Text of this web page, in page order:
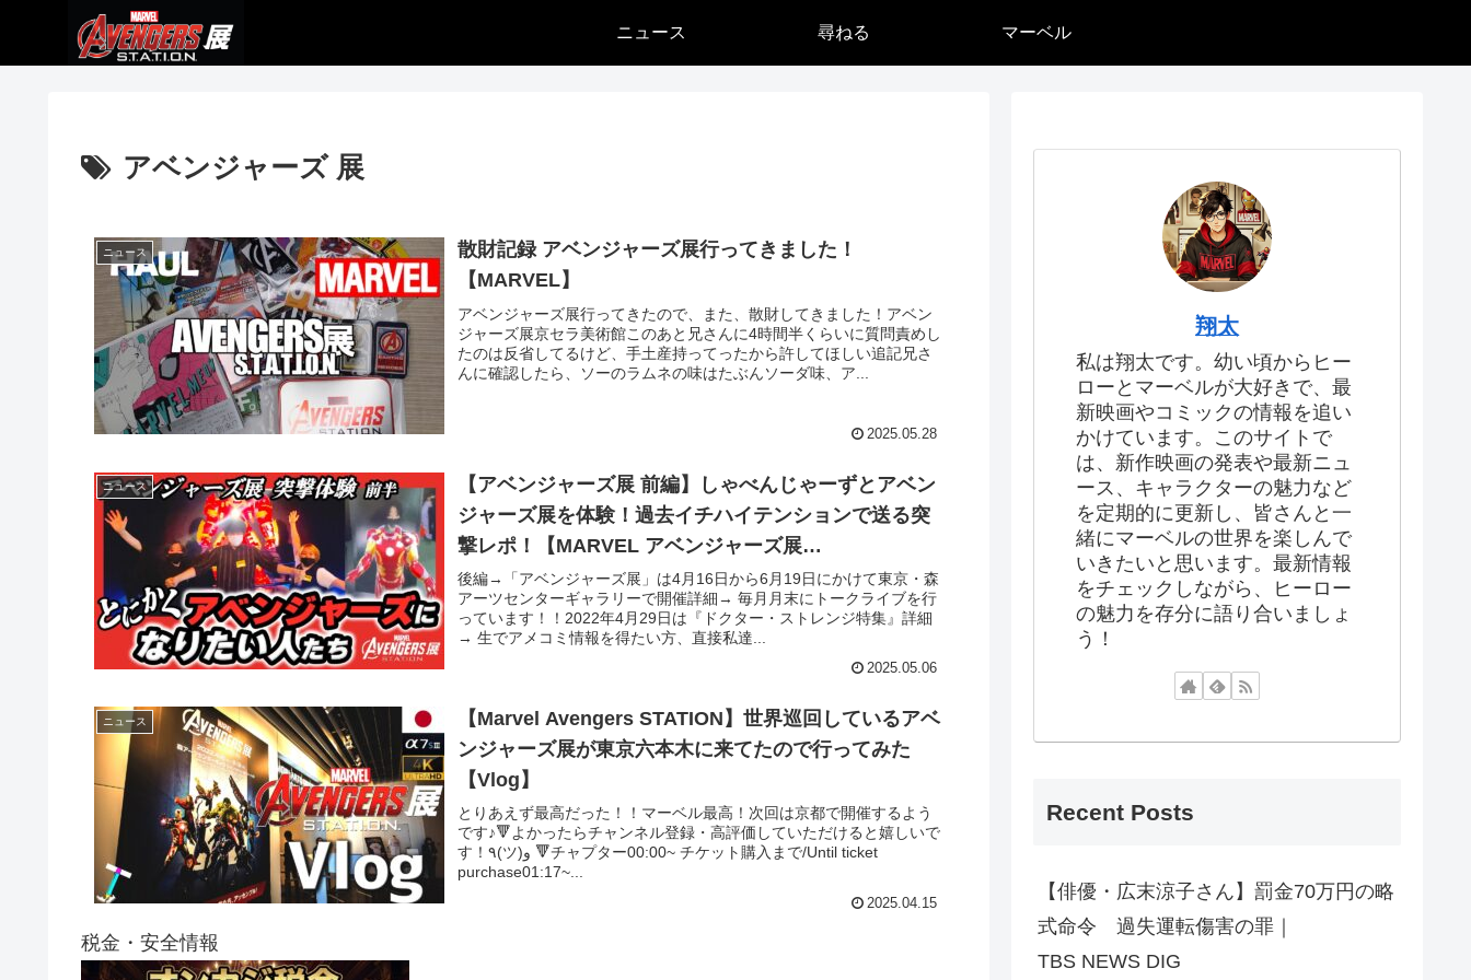
ニュース 尋ねる マーベル
アベンジャーズ 展
ニュース
散財記録 アベンジャーズ展行ってきました！
【MARVEL】
アベンジャーズ展行ってきたので、また、散財してきました！アベン
ジャーズ展京セラ美術館このあと兄さんに4時間半くらいに質問責めし
たのは反省してるけど、手土産持ってったから許してほしい追記兄さ
んに確認したら、ソーのラムネの味はたぶんソーダ味、ア...
2025.05.28
ニュース
【アベンジャーズ展 前編】しゃべんじゃーずとアベン
ジャーズ展を体験！過去イチハイテンションで送る突
撃レポ！【MARVEL アベンジャーズ展
S.T.A.T.I.O.N.】
後編→「アベンジャーズ展」は4月16日から6月19日にかけて東京・森
アーツセンターギャラリーで開催詳細→ 毎月月末にトークライブを行
っています！！2022年4月29日は『ドクター・ストレンジ特集』詳細
→ 生でアメコミ情報を得たい方、直接私達...
2025.05.06
ニュース
【Marvel Avengers STATION】世界巡回しているアベ
ンジャーズ展が東京六本木に来てたので行ってみた
【Vlog】
とりあえず最高だった！！マーベル最高！次回は京都で開催するよう
です♪🔻よかったらチャンネル登録・高評価していただけると嬉しいで
す！٩(ツ)و 🔻チャプター00:00~ チケット購入まで/Until ticket
purchase01:17~...
2025.04.15
税金・安全情報
翔太
私は翔太です。幼い頃からヒー
ローとマーベルが大好きで、最
新映画やコミックの情報を追い
かけています。このサイトで
は、新作映画の発表や最新ニュ
ース、キャラクターの魅力など
を定期的に更新し、皆さんと一
緒にマーベルの世界を楽しんで
いきたいと思います。最新情報
をチェックしながら、ヒーロー
の魅力を存分に語り合いましょ
う！
Recent Posts
【俳優・広末涼子さん】罰金70万円の略
式命令 過失運転傷害の罪｜
TBS NEWS DIG